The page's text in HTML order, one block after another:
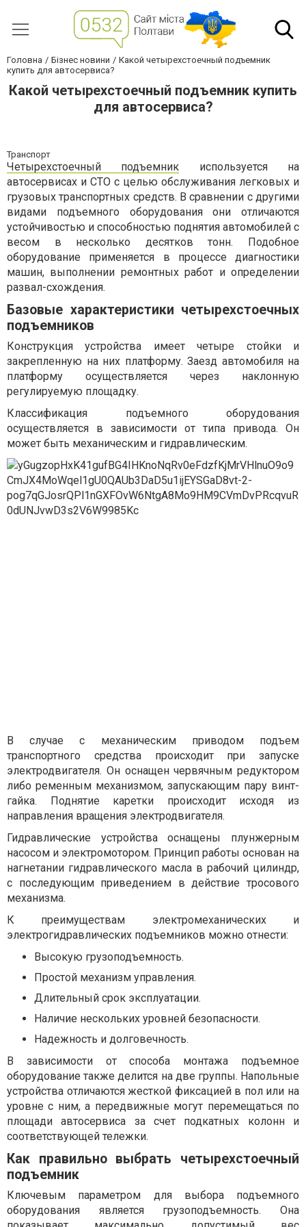
Головна Бізнес новини
Какой четырехстоечный подъемник
купить для автосервиса?
Какой четырехстоечный подъемник купить
для автосервиса?
Транспорт
Четырехстоечный подъемник используется на
автосервисах и СТО с целью обслуживания легковых и
грузовых транспортных средств. В сравнении с другими
видами подъемного оборудования они отличаются
устойчивостью и способностью поднятия автомобилей с
весом в несколько десятков тонн. Подобное
оборудование применяется в процессе диагностики
машин, выполнении ремонтных работ и определении
развал-схождения.
Базовые характеристики четырехстоечных
подъемников
Конструкция устройства имеет четыре стойки и
закрепленную на них платформу. Заезд автомобиля на
платформу осуществляется через наклонную
регулируемую площадку.
Классификация подъемного оборудования
осуществляется в зависимости от типа привода. Он
может быть механическим и гидравлическим.
В случае с механическим приводом подъем
транспортного средства происходит при запуске
электродвигателя. Он оснащен червячным редуктором
либо ременным механизмом, запускающим пару винт-
гайка. Поднятие каретки происходит исходя из
направления вращения электродвигателя.
Гидравлические устройства оснащены плунжерным
насосом и электромотором. Принцип работы основан на
нагнетании гидравлического масла в рабочий цилиндр,
с последующим приведением в действие тросового
механизма.
К преимуществам электромеханических и
электрогидравлических подъемников можно отнести:
Высокую грузоподъемность.
Простой механизм управления.
Длительный срок эксплуатации.
Наличие нескольких уровней безопасности.
Надежность и долговечность.
В зависимости от способа монтажа подъемное
оборудование также делится на две группы. Напольные
устройства отличаются жесткой фиксацией в пол или на
уровне с ним, а передвижные могут перемещаться по
площади автосервиса за счет подкатных колонн и
соответствующей тележки.
Как правильно выбрать четырехстоечный
подъемник
Ключевым параметром для выбора подъемного
оборудования является грузоподъемность. Она